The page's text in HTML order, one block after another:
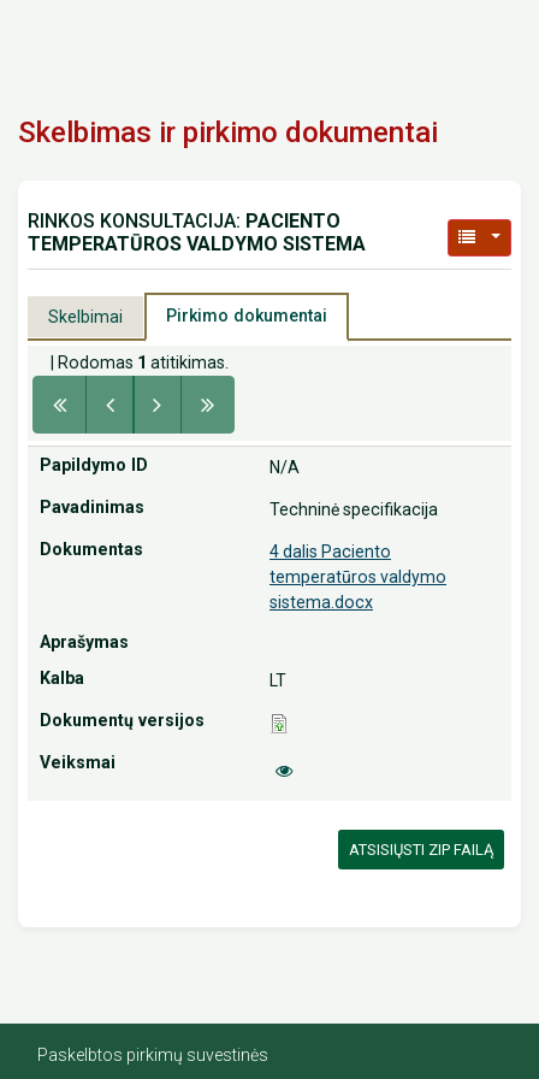
Skelbimas ir pirkimo dokumentai
RINKOS KONSULTACIJA: PACIENTO
TEMPERATŪROS VALDYMO SISTEMA
Skelbimai Pirkimo dokumentai
| Rodomas 1 atitikimas.
N/A
Techninė specifikacija
4 dalis Paciento
temperatūros valdymo
sistema.docx
LT
ATSISIŲSTI ZIP FAILĄ
Paskelbtos pirkimų suvestinės